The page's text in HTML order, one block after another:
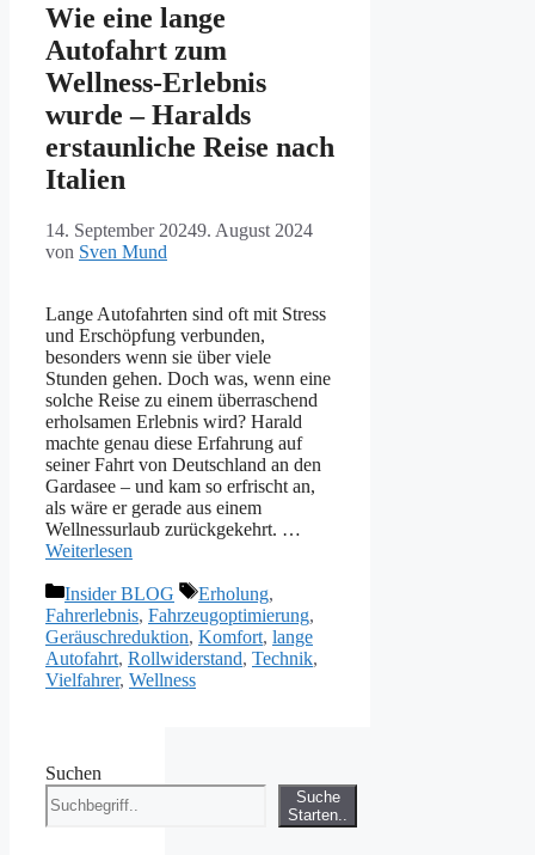
Wie eine lange
Autofahrt zum
Wellness-Erlebnis
wurde – Haralds
erstaunliche Reise nach
Italien
14. September 20249. August 2024
von Sven Mund
Lange Autofahrten sind oft mit Stress
und Erschöpfung verbunden,
besonders wenn sie über viele
Stunden gehen. Doch was, wenn eine
solche Reise zu einem überraschend
erholsamen Erlebnis wird? Harald
machte genau diese Erfahrung auf
seiner Fahrt von Deutschland an den
Gardasee – und kam so erfrischt an,
als wäre er gerade aus einem
Wellnessurlaub zurückgekehrt. …
Weiterlesen
Kategorien
Insider BLOG Schlagwörter
Erholung,
Fahrerlebnis, Fahrzeugoptimierung,
Geräuschreduktion, Komfort, lange
Autofahrt, Rollwiderstand, Technik,
Vielfahrer, Wellness
Suchen
Suche
Starten..